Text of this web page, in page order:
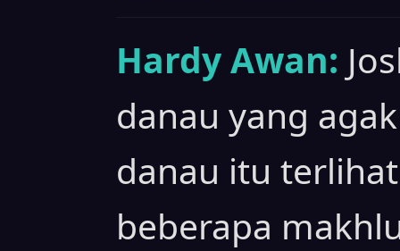
Hardy Awan:
danau yang
danau itu
beberapa